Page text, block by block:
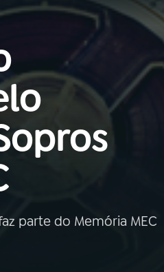
parte do Memória MEC